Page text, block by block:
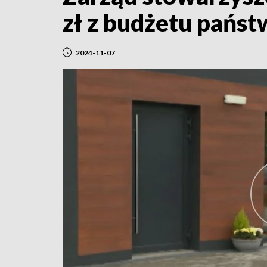
zł z budżetu
2024-11-07